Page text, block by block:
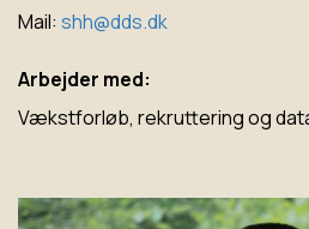
Mail: shh@dds.dk
Arbejder med:
Vækstforløb, rekruttering og